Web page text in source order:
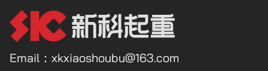
应用
维
领域有机车车辆生产、机车车辆保养&维
Email：xkxiaoshoubu@163.com